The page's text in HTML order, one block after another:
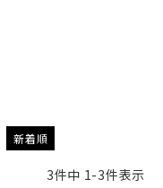
新着順
3件中 1-3件表示